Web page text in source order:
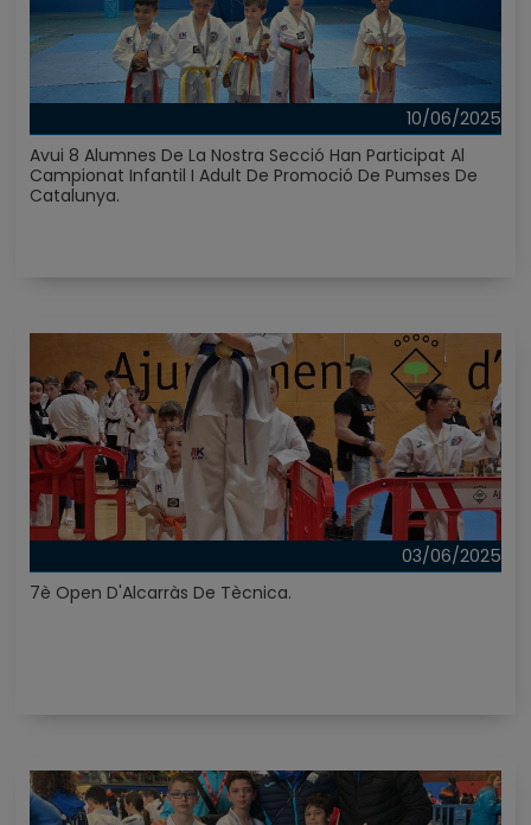
10/06/2025
Avui 8 Alumnes De La Nostra Secció Han Participat Al
Campionat Infantil I Adult De Promoció De Pumses De
Catalunya.
03/06/2025
7è Open D'Alcarràs De Tècnica.